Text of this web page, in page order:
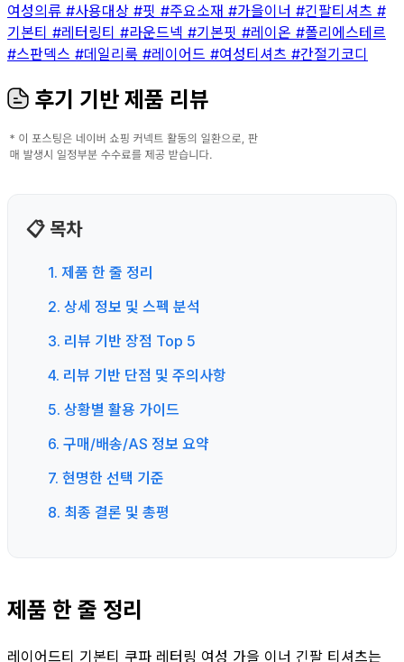
여성의류 #사용대상 #핏 #주요소재 #가을이너 #긴팔티셔츠 #
기본티 #레터링티 #라운드넥 #기본핏 #레이온 #폴리에스테르
#스판덱스 #데일리룩 #레이어드 #여성티셔츠 #간절기코디
후기 기반 제품 리뷰
📋 목차
1. 제품 한 줄 정리
2. 상세 정보 및 스펙 분석
3. 리뷰 기반 장점 Top 5
4. 리뷰 기반 단점 및 주의사항
5. 상황별 활용 가이드
6. 구매/배송/AS 정보 요약
7. 현명한 선택 기준
8. 최종 결론 및 총평
제품 한 줄 정리
레이어드티 기본티 쿠파 레터링 여성 가을 이너 긴팔 티셔츠는